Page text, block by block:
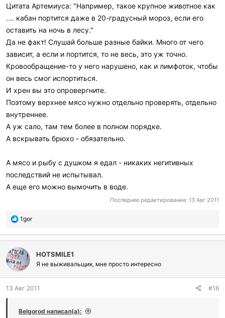
Цитата Артемиуса: "Например, такое крупное животное как
.... кабан портится даже в 20-градусный мороз, если его
оставить на ночь в лесу."
Да не факт! Слушай больше разные байки. Много от чего
зависит, а если и портится, то не весь, это уж точно.
Кровообращение-то у него нарушено, как и лимфоток, чтобы
он весь смог испортиться.
И хрен вы это опровергните.
Поэтому верхнее мясо нужно отдельно проверять, отдельно
внутреннее.
А уж сало, там тем более в полном порядке.
А вскрывать брюхо - обязательно.
А мясо и рыбу с душком я едал - никаких негитивных
последствий не испытывал.
А еще его можно вымочить в воде.
Последнее редактирование: 13 Авг 2011
П
б
а
г
о
а
и
1gor
HOTSMILE1
Я не выживальщик, мне просто интересно
13 Авг 2011 #16
Belgorod написал(а):